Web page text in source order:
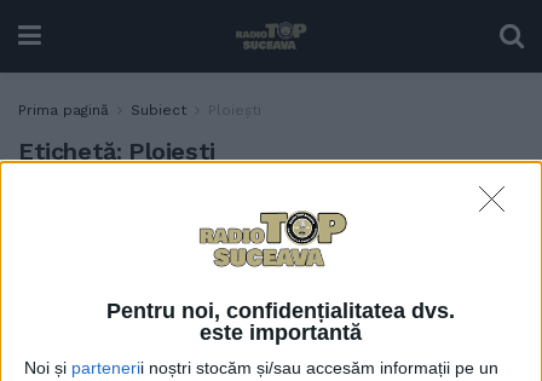
Pentru noi, confidențialitatea dvs.
este importantă
Noi și partenerii noștri stocăm și/sau accesăm informații pe un
Prima pagină Subiect Ploiești
Etichetă: Ploiești
Tofan: Autostrada ar trebui
să înceapă de la Suceava, nu
de la Ploiești